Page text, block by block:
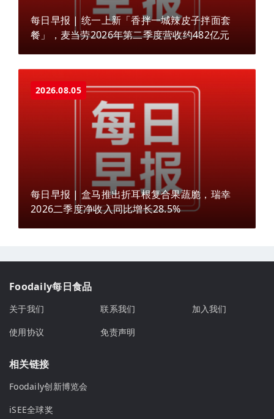
每日早报 | 统一上新「香拌一城辣皮子拌面套
餐」，麦当劳2026年第二季度营收约482亿元
2026.08.05
每日早报 | 盒马推出折耳根复合果蔬脆，瑞幸
2026二季度净收入同比增长28.5%
Foodaily每日食品
关于我们 联系我们
加入我们
使用协议
免责声明
相关链接
Foodaily创新博览会
iSEE全球奖